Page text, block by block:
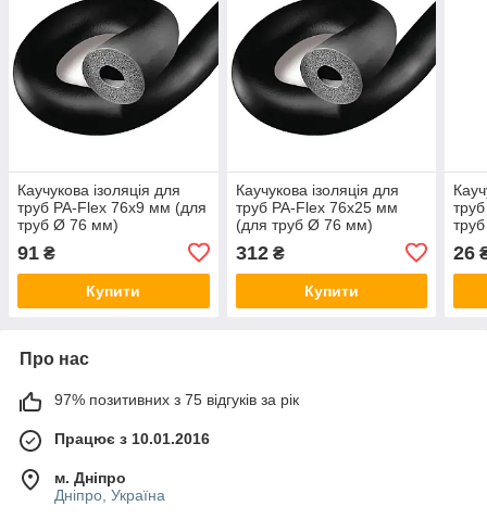
Каучукова ізоляція для
труб PA-Flex 76х9 мм (для
труб Ø 76 мм)
91 ₴
Купити
Каучукова ізоляція для
труб PA-Flex 76х25 мм
(для труб Ø 76 мм)
312₴
Купити
26
Про нас
97% позитивних з 75 відгуків за рік
Працює з 10.01.2016
м. Дніпро
Дніпро, Україна